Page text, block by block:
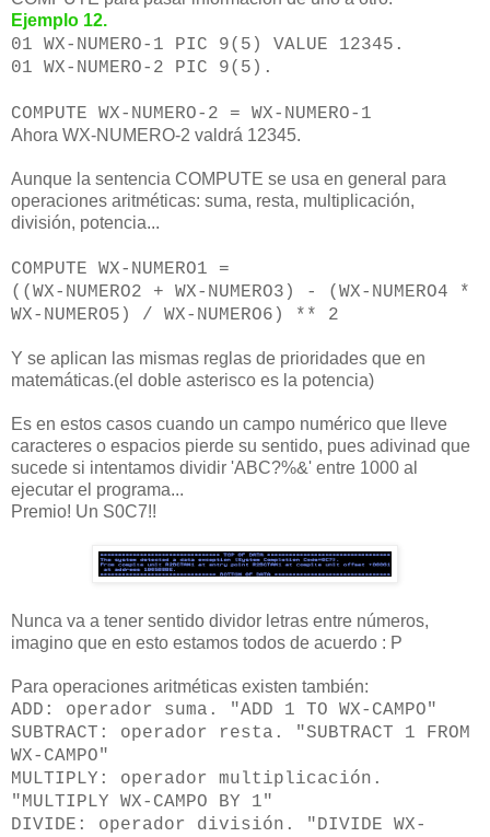
Ejemplo 12.
01 WX-NUMERO-1 PIC 9(5) VALUE 12345.
01 WX-NUMERO-2 PIC 9(5).
COMPUTE WX-NUMERO-2 = WX-NUMERO-1
Ahora WX-NUMERO-2 valdrá 12345.
Aunque la sentencia COMPUTE se usa en general para
operaciones aritméticas: suma, resta, multiplicación,
división, potencia...
COMPUTE WX-NUMERO1 =
((WX-NUMERO2 + WX-NUMERO3) - (WX-NUMERO4 *
WX-NUMERO5) / WX-NUMERO6) ** 2
Y se aplican las mismas reglas de prioridades que en
matemáticas.(el doble asterisco es la potencia)
Es en estos casos cuando un campo numérico que lleve
caracteres o espacios pierde su sentido, pues adivinad que
sucede si intentamos dividir 'ABC?%&' entre 1000 al
ejecutar el programa...
Premio! Un S0C7!!
Nunca va a tener sentido dividor letras entre números,
imagino que en esto estamos todos de acuerdo : P
Para operaciones aritméticas existen también:
ADD: operador suma. "ADD 1 TO WX-CAMPO"
SUBTRACT: operador resta. "SUBTRACT 1 FROM
WX-CAMPO"
MULTIPLY: operador multiplicación.
"MULTIPLY WX-CAMPO BY 1"
DIVIDE: operador división. "DIVIDE WX-